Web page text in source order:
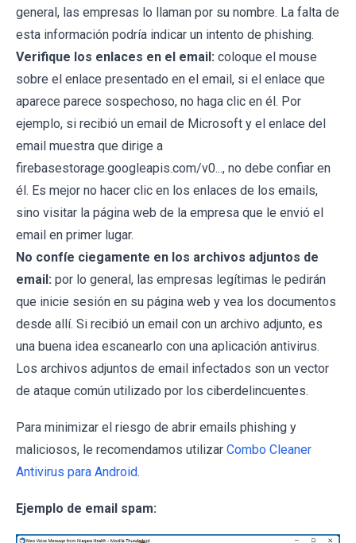
general, las empresas lo llaman por su nombre. La falta de
esta información podría indicar un intento de phishing.
Verifique los enlaces en el email: coloque el mouse
sobre el enlace presentado en el email, si el enlace que
aparece parece sospechoso, no haga clic en él. Por
ejemplo, si recibió un email de Microsoft y el enlace del
email muestra que dirige a
firebasestorage.googleapis.com/v0..., no debe confiar en
él. Es mejor no hacer clic en los enlaces de los emails,
sino visitar la página web de la empresa que le envió el
email en primer lugar.
No confíe ciegamente en los archivos adjuntos de
email: por lo general, las empresas legítimas le pedirán
que inicie sesión en su página web y vea los documentos
desde allí. Si recibió un email con un archivo adjunto, es
una buena idea escanearlo con una aplicación antivirus.
Los archivos adjuntos de email infectados son un vector
de ataque común utilizado por los ciberdelincuentes.
Para minimizar el riesgo de abrir emails phishing y
maliciosos, le recomendamos utilizar Combo Cleaner
Antivirus para Android.
Ejemplo de email spam: